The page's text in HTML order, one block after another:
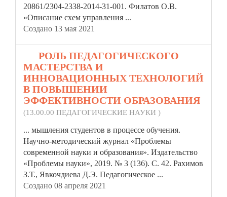
20861/2304-2338-2014-31-001. Филатов О.В.
«Описание схем управления ...
Создано 13 мая 2021
РОЛЬ ПЕДАГОГИЧЕСКОГО
МАСТЕРСТВА И
ИННОВАЦИОННЫХ ТЕХНОЛОГИЙ
В ПОВЫШЕНИИ
ЭФФЕКТИВНОСТИ ОБРАЗОВАНИЯ
(13.00.00 ПЕДАГОГИЧЕСКИЕ НАУКИ )
... мышления студентов в процессе обучения.
Научно-методический журнал «Проблемы
современной науки и образования». Издательство
«Проблемы науки», 2019. № 3 (136). С. 42. Рахимов
З.Т., Явкочдиева Д.Э. Педагогическое ...
Создано 08 апреля 2021